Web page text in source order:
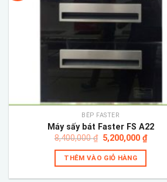
BẾP FASTER
Máy sấy bát Faster FS A22
8,400,000₫ Giá
gốc
là:
8,400,000 ₫.
5,200,000 ₫Giá
hiện
THÊM VÀO GIỎ HÀNG